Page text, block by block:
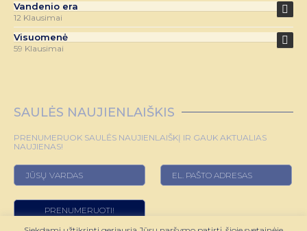
Vandenio era
12 Klausimai
Visuomenė
59 Klausimai
SAULĖS NAUJIENLAIŠKIS
PRENUMERUOK SAULĖS NAUJIENLAIŠKĮ IR GAUK AKTUALIAS
NAUJIENAS!